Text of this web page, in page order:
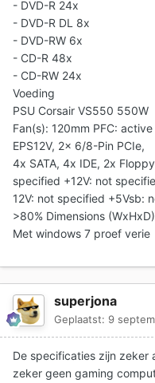
- DVD-R 24x
- DVD-R DL 8x
- DVD-RW 6x
- CD-R 48x
- CD-RW 24x
Voeding
PSU Corsair VS550 550W
Fan(s): 120mm PFC:
EPS12V, 2x 6/8-Pin PCIe,
4x SATA, 4x IDE, 2x
specified +12V: not
12V: not specified +5Vsb:
>80% Dimensions
Met windows 7 proef verie
superjona
Geplaatst: 9
De specificaties zijn zeker
zeker geen gaming